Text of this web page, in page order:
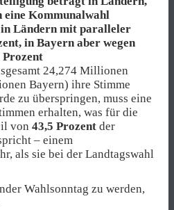
eine Kommunalwahl
Ländern mit paralleler
in Bayern aber wegen
Prozent
24,274 Millionen
Bayern) ihre Stimme
zu überspringen, muss eine
erhalten, was für die
von 43,5 Prozent der
– einem
als sie bei der Landtagswahl
Wahlsonntag zu werden,